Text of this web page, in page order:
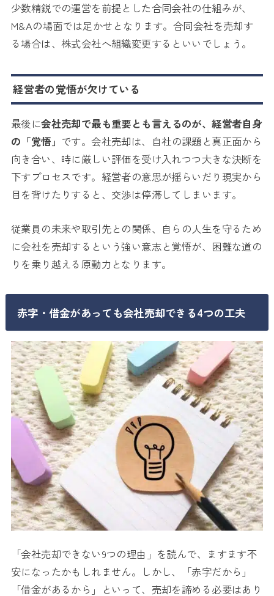
少数精鋭での運営を前提とした合同会社の仕組みが、
M&Aの場面では足かせとなります。合同会社を売却す
る場合は、株式会社へ組織変更するといいでしょう。
経営者の覚悟が欠けている
最後に会社売却で最も重要とも言えるのが、経営者自身
の「覚悟」 です。会社売却は、自社の課題と真正面から
向き合い、時に厳しい評価を受け入れつつ大きな決断を
下すプロセスです。経営者の意思が揺らいだり現実から
目を背けたりすると、交渉は停滞してしまいます。
従業員の未来や取引先との関係、自らの人生を守るため
に会社を売却するという強い意志と覚悟が、困難な道の
りを乗り越える原動力となります。
赤字・借金があっても会社売却できる4つの工夫
「会社売却できない9つの理由」を読んで、ますます不
安になったかもしれません。しかし、「赤字だから」
「借金があるから」といって、売却を諦める必要はあり